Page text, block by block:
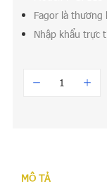
MÔ TẢ
Fagor là thương
Nhập khẩu trực